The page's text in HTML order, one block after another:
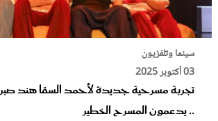
سينما وتلفزيون
03 أكتوبر 2025
تجربة مسرحية جديدة لأحمد السقا هند
.. يدعمون المسرح الخطير